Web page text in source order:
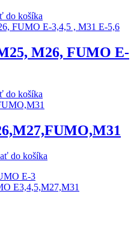
do košíka
M26, FUMO E-
do košíka
do košíka
E-3
E3,4,5,M27,M31